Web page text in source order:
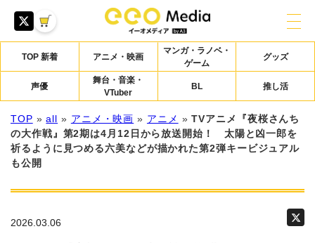
TOP 新着 アニメ・映画
マンガ・ラノベ・
ゲーム
グッズ
声優
舞台・音楽・
VTuber
BL 推し活
TOP »all » アニメ・映画 » アニメ »TVアニメ『夜桜さんち
の大作戦』第2期は4月12日から放送開始！ 太陽と凶一郎を
祈るように見つめる六美などが描かれた第2弾キービジュアル
も公開
2026.03.06